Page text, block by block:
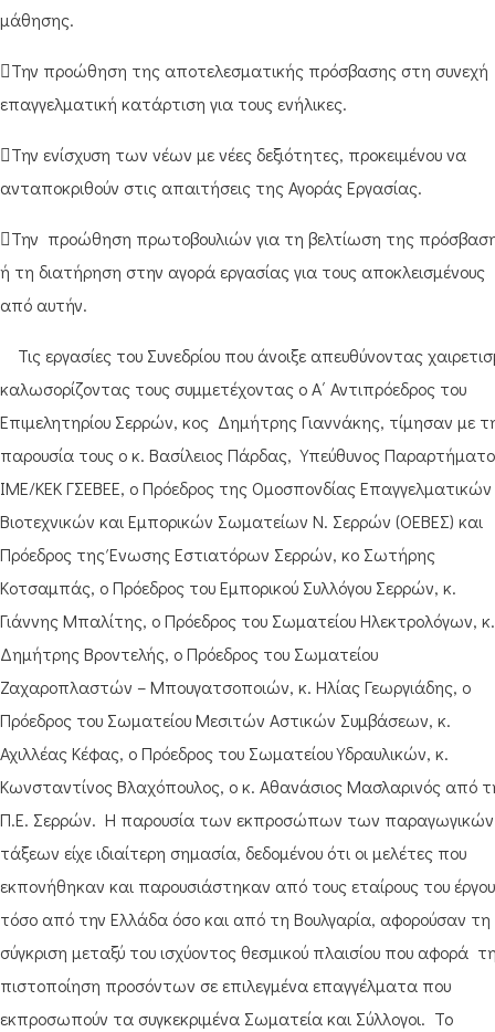
μάθησης.
Την προώθηση της αποτελεσματικής πρόσβασης στη συνεχή
επαγγελματική κατάρτιση για τους ενήλικες.
Την ενίσχυση των νέων με νέες δεξιότητες, προκειμένου να
ανταποκριθούν στις απαιτήσεις της Αγοράς Εργασίας.
Την προώθηση πρωτοβουλιών για τη βελτίωση της
ή τη διατήρηση στην αγορά εργασίας για τους αποκλεισμένους
από αυτήν.
Τις εργασίες του Συνεδρίου που άνοιξε απευθύνοντας
καλωσορίζοντας τους συμμετέχοντας ο Α΄ Αντιπρόεδρος του
Επιμελητηρίου Σερρών, κος Δημήτρης Γιαννάκης, τίμησαν με
παρουσία τους ο κ. Βασίλειος Πάρδας, Υπεύθυνος
ΙΜΕ/ΚΕΚ ΓΣΕΒΕΕ, ο Πρόεδρος της Ομοσπονδίας Επαγγελματικών
Βιοτεχνικών και Εμπορικών Σωματείων Ν. Σερρών (ΟΕΒΕΣ) και
Πρόεδρος της Ένωσης Εστιατόρων Σερρών, κο Σωτήρης
Κοτσαμπάς, ο Πρόεδρος του Εμπορικού Συλλόγου Σερρών, κ.
Γιάννης Μπαλίτης, ο Πρόεδρος του Σωματείου Ηλεκτρολόγων, κ.
Δημήτρης Βροντελής, ο Πρόεδρος του Σωματείου
Ζαχαροπλαστών – Μπουγατσοποιών, κ. Ηλίας Γεωργιάδης, ο
Πρόεδρος του Σωματείου Μεσιτών Αστικών Συμβάσεων, κ.
Αχιλλέας Κέφας, ο Πρόεδρος του Σωματείου Υδραυλικών, κ.
Κωνσταντίνος Βλαχόπουλος, ο κ. Αθανάσιος Μασλαρινός από
Π.Ε. Σερρών. Η παρουσία των εκπροσώπων των παραγωγικών
τάξεων είχε ιδιαίτερη σημασία, δεδομένου ότι οι μελέτες που
εκπονήθηκαν και παρουσιάστηκαν από τους εταίρους του
τόσο από την Ελλάδα όσο και από τη Βουλγαρία, αφορούσαν τη
σύγκριση μεταξύ του ισχύοντος θεσμικού πλαισίου που αφορά
πιστοποίηση προσόντων σε επιλεγμένα επαγγέλματα που
εκπροσωπούν τα συγκεκριμένα Σωματεία και Σύλλογοι. Το